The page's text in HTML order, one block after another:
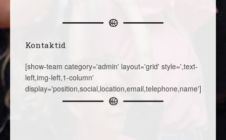
Kontaktid
[show-team category='admin' layout='grid' style=',text-
left,img-left,1-column'
display='position,social,location,email,telephone,name']